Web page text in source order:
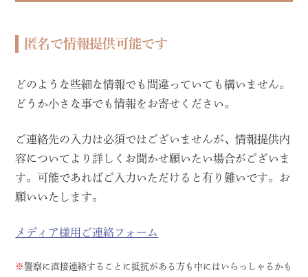
匿名で情報提供可能です
どのような些細な情報でも間違っていても構いません。
どうか小さな事でも情報をお寄せください。
ご連絡先の入力は必須ではございませんが、情報提供内
容についてより詳しくお聞かせ願いたい場合がございま
す。可能であればご入力いただけると有り難いです。お
願いいたします。
メディア様用ご連絡フォーム
※警察に直接連絡することに抵抗がある方も中にはいらっしゃるかも